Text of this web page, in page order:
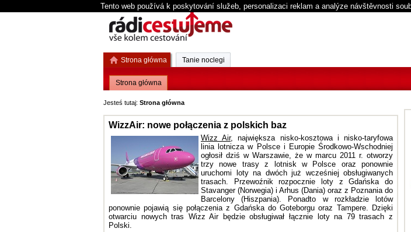
Tento web používá k poskytování služeb, personalizaci reklam a analýze návštěvnosti
Jesteś tutaj: Strona główna
WizzAir: nowe połączenia z polskich baz
Wizz Air, największa nisko-kosztowa i nisko-taryfowa
linia lotnicza w Polsce i Europie Środkowo-Wschodniej
ogłosił dziś w Warszawie, że w marcu 2011 r. otworzy
trzy nowe trasy z lotnisk w Polsce oraz ponownie
uruchomi loty na dwóch już wcześniej obsługiwanych
trasach. Przewoźnik rozpocznie loty z Gdańska do
Stavanger (Norwegia) i Arhus (Dania) oraz z Poznania do
Barcelony (Hiszpania). Ponadto w rozkładzie lotów
ponownie pojawią się połączenia z Gdańska do Goteborgu oraz Tampere. Dzięki
otwarciu nowych tras Wizz Air będzie obsługiwał łącznie loty na 79 trasach z
Polski.
Strona główna
Strona główna
Tanie noclegi